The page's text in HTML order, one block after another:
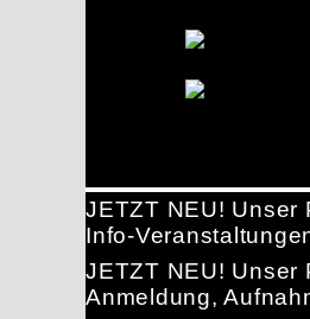
JETZT NEU! Unser
Info-
JETZT NEU! Unser
Anmeldung,